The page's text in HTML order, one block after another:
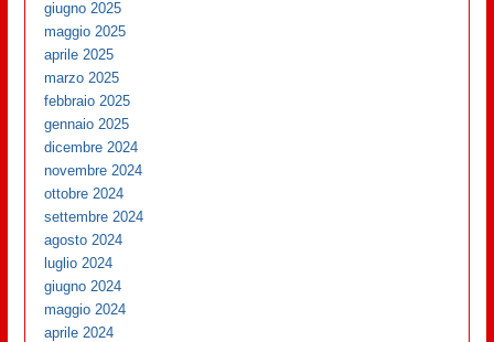
giugno 2025
maggio 2025
aprile 2025
marzo 2025
febbraio 2025
gennaio 2025
dicembre 2024
novembre 2024
ottobre 2024
settembre 2024
agosto 2024
luglio 2024
giugno 2024
maggio 2024
aprile 2024